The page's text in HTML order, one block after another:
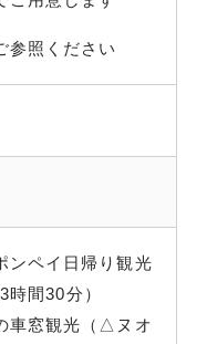
参照ください
ンペイ日帰り観光
間30分）
車窓観光（△ヌオ